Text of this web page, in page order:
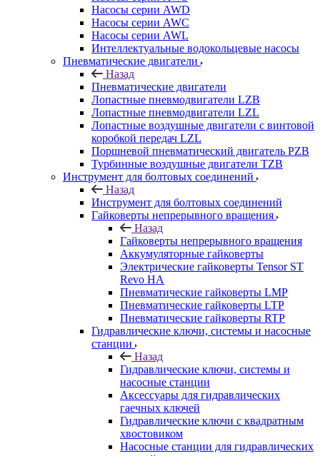
Насосы серии AWD
Насосы серии AWC
Насосы серии AWL
Интеллектуальные водокольцевые насосы
Пневматические двигатели
Назад
Пневматические двигатели
Лопастные пневмодвигатели LZB
Лопастные пневмодвигатели LZL
Лопастные воздушные двигатели с винтовой
коробкой передач LZL
Поршневой пневматический двигатель PZB
Турбинные воздушные двигатели TZB
Инструмент для болтовых соединений
Назад
Инструмент для болтовых соединений
Гайковерты непрерывного вращения
Назад
Гайковерты непрерывного вращения
Аккумуляторные гайковерты
Электрические гайковерты Tensor ST
Revo HA
Пневматические гайковерты LMP
Пневматические гайковерты LTP
Пневматические гайковерты RTP
Гидравлические ключи, системы и насосные
станции
Назад
Гидравлические ключи, системы и
насосные станции
Аксессуары для гидравлических
гаечных ключей
Гидравлические ключи с квадратным
хвостовиком
Насосные станции для гидравлических